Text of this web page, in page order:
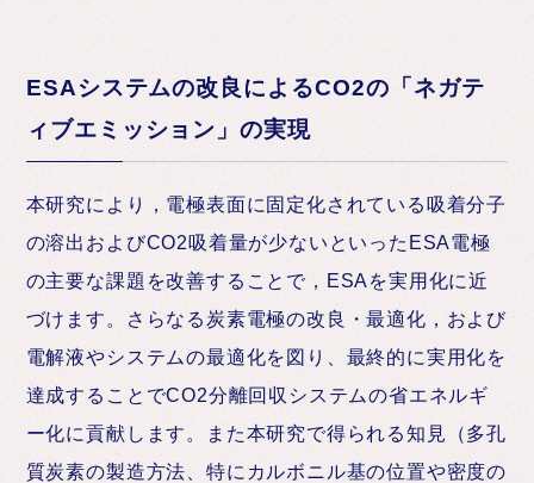
ESAシステムの改良によるCO2の「ネガテ
ィブエミッション」の実現
本研究により，電極表面に固定化されている吸着分子
の溶出およびCO2吸着量が少ないといったESA電極
の主要な課題を改善することで，ESAを実用化に近
づけます。さらなる炭素電極の改良・最適化，および
電解液やシステムの最適化を図り、最終的に実用化を
達成することでCO2分離回収システムの省エネルギ
ー化に貢献します。また本研究で得られる知見（多孔
質炭素の製造方法、特にカルボニル基の位置や密度の